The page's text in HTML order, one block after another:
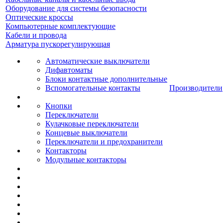
Оборудование для системы безопасности
Оптические кроссы
Компьютерные комплектующие
Кабели и провода
Арматура пускорегулирующая
Автоматические выключатели
Дифавтоматы
Блоки контактные дополнительные
Вспомогательные контакты
Кнопки
Переключатели
Кулачковые переключатели
Концевые выключатели
Переключатели и предохранители
Контакторы
Модульные контакторы
Производители